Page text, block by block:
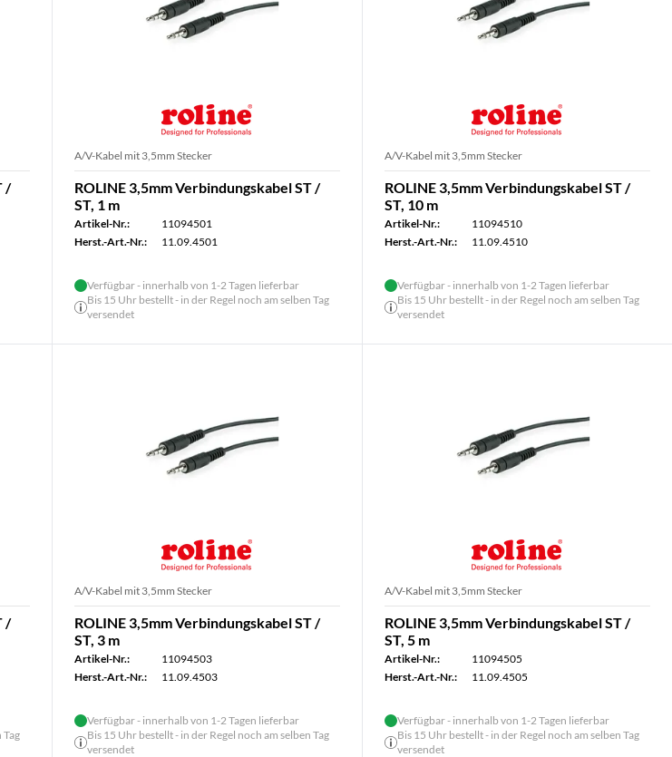
/
A/V-Kabel mit 3,5mm Stecker
ROLINE 3,5mm Verbindungskabel ST /
ST, 1 m
Artikel-Nr.:
11094501
Herst.-Art.-Nr.:
11.09.4501
Verfügbar - innerhalb von 1-2 Tagen lieferbar
Bis 15 Uhr bestellt - in der Regel noch am selben Tag
versendet
A/V-Kabel mit 3,5mm Stecker
ROLINE 3,5mm Verbindungskabel ST /
ST, 10 m
Artikel-Nr.:
11094510
Herst.-Art.-Nr.:
11.09.4510
Verfügbar - innerhalb von 1-2 Tagen lieferbar
Bis 15 Uhr bestellt - in der Regel noch am selben Tag
versendet
/
Tag
A/V-Kabel mit 3,5mm Stecker
ROLINE 3,5mm Verbindungskabel ST /
ST, 3 m
Artikel-Nr.:
11094503
Herst.-Art.-Nr.:
11.09.4503
Verfügbar - innerhalb von 1-2 Tagen lieferbar
Bis 15 Uhr bestellt - in der Regel noch am selben Tag
versendet
A/V-Kabel mit 3,5mm Stecker
ROLINE 3,5mm Verbindungskabel ST /
ST, 5 m
Artikel-Nr.:
11094505
Herst.-Art.-Nr.:
11.09.4505
Verfügbar - innerhalb von 1-2 Tagen lieferbar
Bis 15 Uhr bestellt - in der Regel noch am selben Tag
versendet